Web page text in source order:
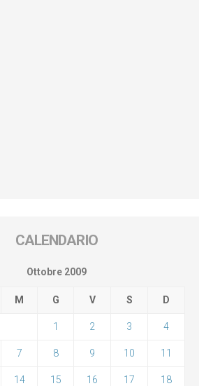
CALENDARIO
Ottobre 2009
M G V S D
1 2 3 4
7 8 9 10 11
14 15 16 17 18